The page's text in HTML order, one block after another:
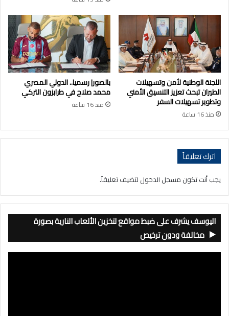
اللجنة الوطنية لأمن وتسهيلات
الطيران تبحث تعزيز التنسيق الأمني
وتطوير تسهيلات السفر
منذ 16 ساعة
بالصور| رسميا.. الدولي المصري
محمد صلاح في طرابزون التركي
منذ 16 ساعة
اترك تعليقاً
يجب أنت تكون مسجل الدخول لتضيف تعليقاً.
اليوسف يشرف على ضبط مواقع لتخزين الألعاب النارية بصورة
مخالفة ودون ترخيص